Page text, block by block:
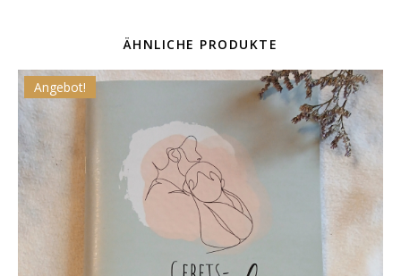
ÄHNLICHE PRODUKTE
Angebot!